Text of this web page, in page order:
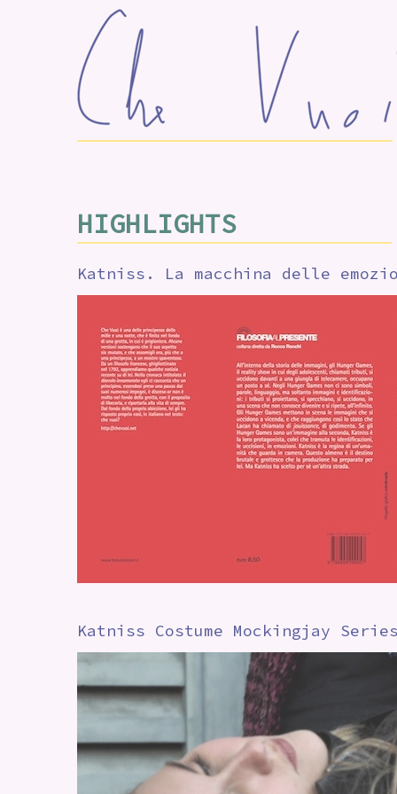
HIGHLIGHTS
Katniss. La macchina delle
Katniss Costume Mockingjay